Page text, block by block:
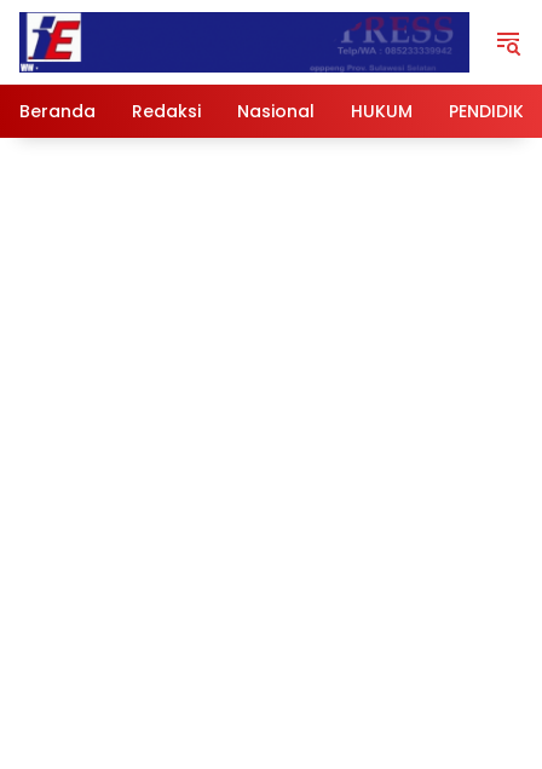
Langsung
konten
Beranda Redaksi Nasional HUKUM